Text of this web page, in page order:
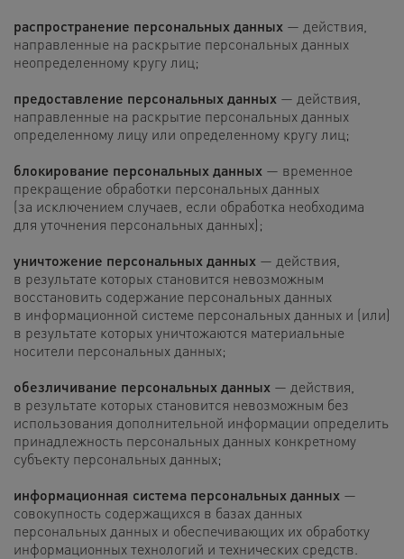
распространение персональных данных — действия,
направленные на раскрытие персональных данных
неопределенному кругу лиц;
предоставление персональных данных — действия,
направленные на раскрытие персональных данных
определенному лицу или определенному кругу лиц;
блокирование персональных данных — временное
прекращение обработки персональных данных
(за исключением случаев, если обработка необходима
для уточнения персональных данных);
уничтожение персональных данных — действия,
в результате которых становится невозможным
восстановить содержание персональных данных
в информационной системе персональных данных и (или)
в результате которых уничтожаются материальные
носители персональных данных;
обезличивание персональных данных — действия,
в результате которых становится невозможным без
использования дополнительной информации определить
принадлежность персональных данных конкретному
субъекту персональных данных;
информационная система персональных данных —
совокупность содержащихся в базах данных
персональных данных и обеспечивающих их обработку
информационных технологий и технических средств.